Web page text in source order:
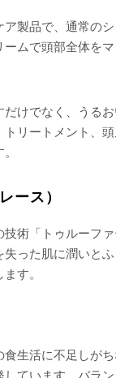
製品で、通常の
ムで頭部全体を
けでなく、うる
リートメント、
ース）
術「トゥルーフ
った肌に潤いと
す。
生活に不足しが